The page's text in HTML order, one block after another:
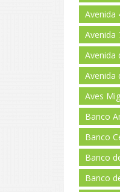
Avenida
Avenida
Avenida
Avenida
Aves
Banco
Banco
Banco
Banco